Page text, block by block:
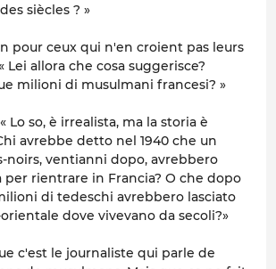
siècles ? »
pour ceux qui n'en croient pas leurs
Lei allora che cosa suggerisce?
milioni di musulmani francesi? »
Lo so, è irrealista, ma la storia è
avrebbe detto nel 1940 che un
noirs, ventianni dopo, avrebbero
per rientrare in Francia? O che dopo
di tedeschi avrebbero lasciato
dove vivevano da secoli?»
c'est le journaliste qui parle de